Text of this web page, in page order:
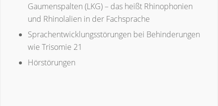
Gaumenspalten (LKG) – das heißt Rhinophonien
und Rhinolalien in der Fachsprache
Sprachentwicklungsstörungen bei Behinderungen
wie Trisomie 21
Hörstörungen